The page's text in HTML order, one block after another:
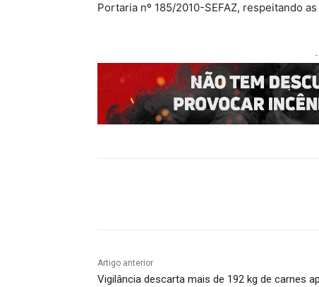
Portaria nº 185/2010-SEFAZ, respeitando
-
Artigo anterior
Vigilância descarta mais de 192 kg de carnes